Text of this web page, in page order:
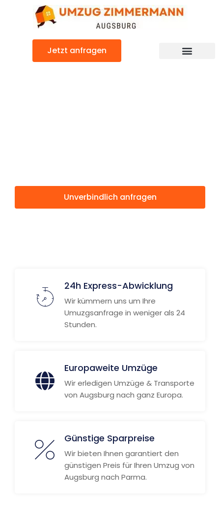
Jetzt anfragen
Unverbindlich anfragen
24h Express-Abwicklung
Wir kümmern uns um Ihre
Umuzgsanfrage in weniger als 24
Stunden.
Europaweite Umzüge
Wir erledigen Umzüge & Transporte
von Augsburg nach ganz Europa.
Günstige Sparpreise
Wir bieten Ihnen garantiert den
günstigen Preis für Ihren Umzug von
Augsburg nach Parma.